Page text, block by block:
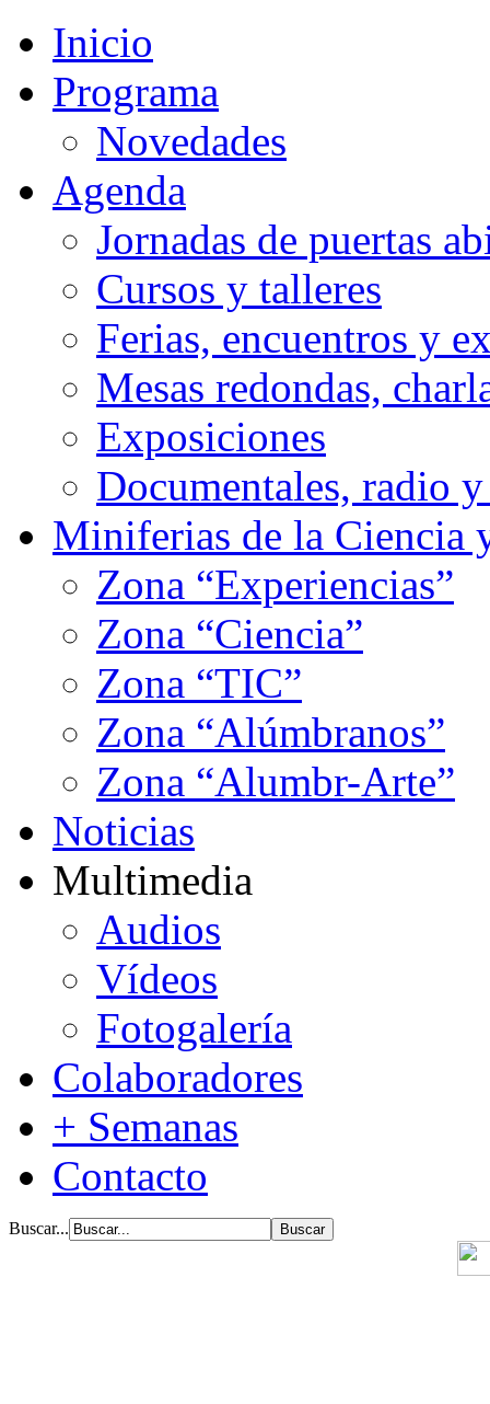
Inicio
Programa
Novedades
Agenda
Jornadas de puertas
Cursos y talleres
Ferias, encuentros y
Mesas redondas,
Exposiciones
Documentales, radio
Miniferias de la Ciencia
Zona “Experiencias”
Zona “Ciencia”
Zona “TIC”
Zona “Alúmbranos”
Zona “Alumbr-Arte”
Noticias
Multimedia
Audios
Vídeos
Fotogalería
Colaboradores
+ Semanas
Contacto
Buscar...